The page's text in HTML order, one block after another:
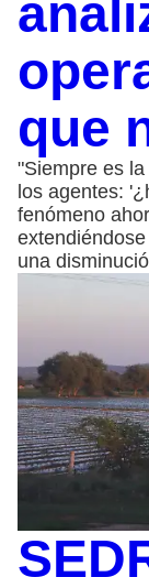
que
"Siempre es
los agentes:
fenómeno
una